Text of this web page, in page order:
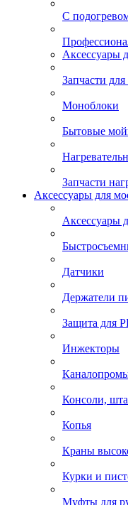
С
Аксессуары
Запчасти
Моноблоки
Бытовые
Запчасти
Аксессуары для
Аксессуары
Датчики
Держатели
Защита для
Инжекторы
Консоли,
Копья
Краны
Курки и
Муфты для